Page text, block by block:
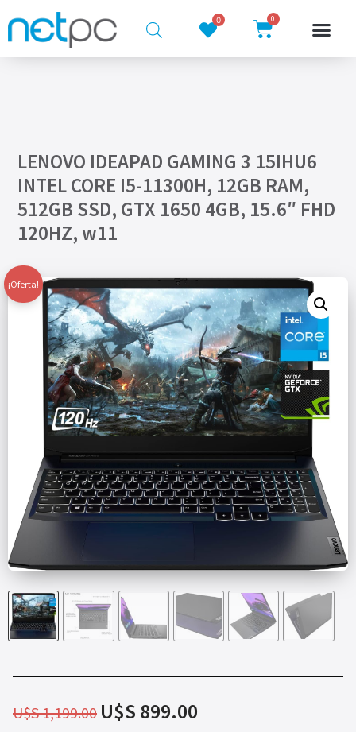
0 0
LENOVO IDEAPAD GAMING 3 15IHU6
INTEL CORE I5-11300H, 12GB RAM,
512GB SSD, GTX 1650 4GB, 15.6″ FHD
120HZ, w11
¡Oferta!
U$S1,199.00 U$S 899.00